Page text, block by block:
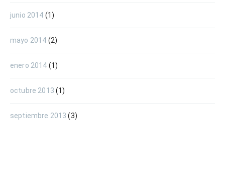
junio 2014 (1)
mayo 2014 (2)
enero 2014 (1)
octubre 2013 (1)
septiembre 2013 (3)